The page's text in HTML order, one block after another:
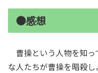
●感想
曹操という人物を知っ
な人たちが曹操を暗殺